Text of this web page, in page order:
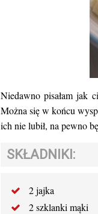
Niedawno pisałam jak
Można się w końcu
ich nie lubił, na pewno
SKŁADNIKI:
2 jajka
2 szklanki mąki